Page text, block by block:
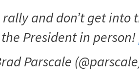
and don’t get into
President in person!
Parscale